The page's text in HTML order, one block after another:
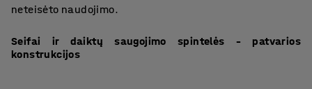
neteisėto naudojimo.
Seifai ir daiktų saugojimo spintelės – patvarios
konstrukcijos